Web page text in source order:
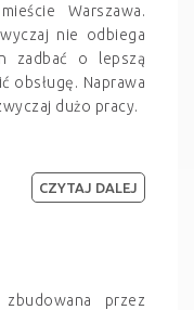
Warszawa.
nie odbiega
zadbać o lepszą
obsługę. Naprawa
dużo pracy.
przez
CZYTAJ DALEJ